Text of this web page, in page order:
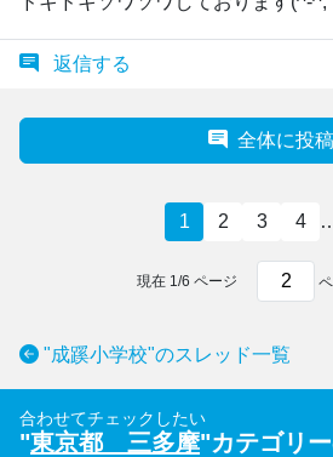
返信する
全体に投稿
1 2 3 4
現在 1 /6 ページ
"成蹊小学校"のスレッド一覧
合わせてチェックしたい
"東京都 三多摩"カテゴリ